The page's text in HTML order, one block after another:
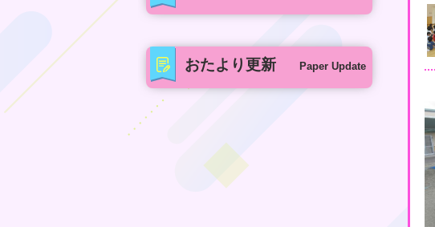
おたより更新 Paper Update